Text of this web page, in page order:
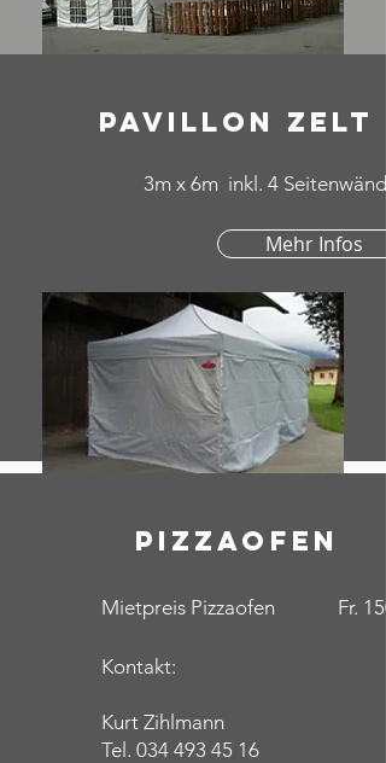
PAvillon Zelt
3m x 6m inkl. 4 Seitenwände
Mehr Infos
Pizzaofen
Mietpreis Pizzaofen Fr.
Kontakt:
Kurt Zihlmann
Tel. 034 493 45 16